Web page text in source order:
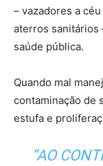
– vazadores a
aterros sanitários
saúde pública.
Quando mal
contaminação de
estufa e
“AO